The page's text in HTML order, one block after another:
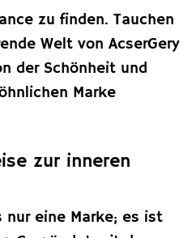
zu finden. Tauchen
Welt von AcserGery
der Schönheit und
Marke
zur inneren
nur eine Marke; es ist